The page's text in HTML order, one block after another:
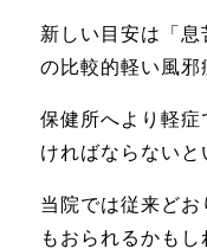
新しい目安は「
の比較的軽い風邪
保健所へより軽
ければならないと
当院では従来ど
もおられるかも